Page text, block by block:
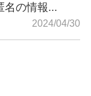
の情報...
2024/04/30